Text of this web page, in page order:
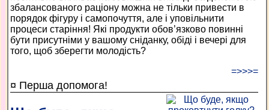
збалансованого раціону можна не тільки привести в
порядок фігуру і самопочуття, але і уповільнити
процеси старіння! Які продукти обов’язково повинні
бути присутніми у вашому сніданку, обіді і вечері для
того, щоб зберегти молодість?
=>>>=
¤ Перша допомога!